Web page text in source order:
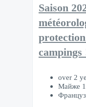
Saison
campings
over 2
Майже